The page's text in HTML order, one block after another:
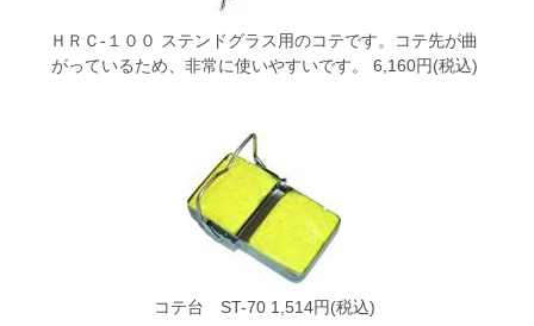
ＨＲＣ-１００ ステンドグラス用のコテです。コテ先が曲
がっているため、非常に使いやすいです。 6,160円(税込)
コテ台 ST-701,514円(税込)